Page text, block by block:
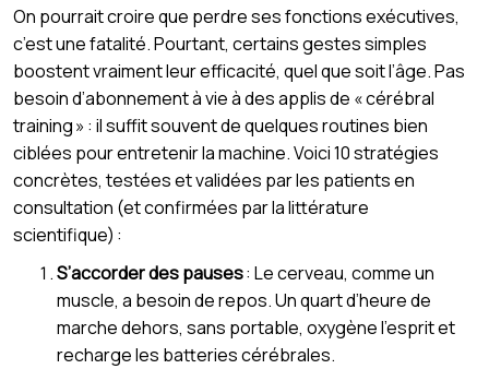
On pourrait croire que perdre ses fonctions exécutives,
c’est une fatalité. Pourtant, certains gestes simples
boostent vraiment leur efficacité, quel que soit l’âge. Pas
besoin d’abonnement à vie à des applis de « cérébral
training » : il suffit souvent de quelques routines bien
ciblées pour entretenir la machine. Voici 10 stratégies
concrètes, testées et validées par les patients en
consultation (et confirmées par la littérature
scientifique) :
S’accorder des pauses: Le cerveau, comme un
muscle, a besoin de repos. Un quart d’heure de
marche dehors, sans portable, oxygène l’esprit et
recharge les batteries cérébrales.